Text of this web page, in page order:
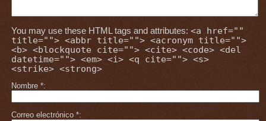
You may use these HTML tags and attributes: <a href=""
title=""> <abbr title=""> <acronym title="">
<b> <blockquote cite=""> <cite> <code> <del
datetime=""> <em> <i> <q cite=""> <s>
<strike> <strong>
Nombre *
Correo electrónico *